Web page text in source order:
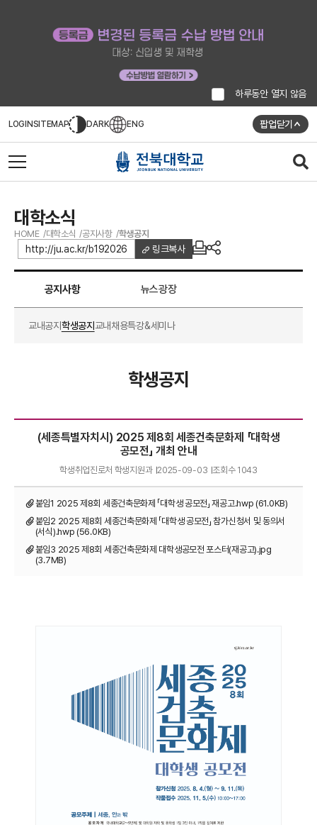
하루동안 열지 않음
LOGINSITEMAP DARK ENG 팝업닫기
대학소식
HOME 대학소식 공지사항 학생공지
http://ju.ac.kr/b192026 링크복사
공지사항 뉴스광장
교내공지 학생공지 교내채용특강&세미나
학생공지
(세종특별자치시) 2025 제8회 세종건축문화제 「대학생
공모전」 개최 안내
학생취업진로처 학생지원과 2025-09-03 조회수 1043
붙임1 2025 제8회 세종건축문화제 「대학생 공모전」 재공고.hwp (61.0KB)
붙임2 2025 제8회 세종건축문화제 「대학생 공모전」 참가신청서 및 동의서
(서식).hwp (56.0KB)
붙임3 2025 제8회 세종건축문화제 대학생공모전 포스터(재공고).jpg
(3.7MB)